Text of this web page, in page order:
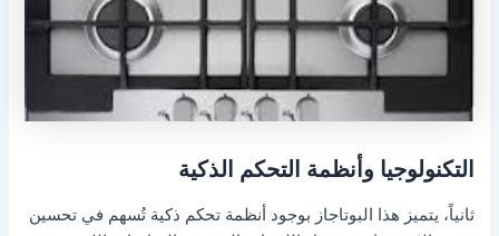
التكنولوجيا وأنظمة التحكم الذكية
ثانياً، يتميز هذا البوتاجاز بوجود أنظمة تحكم ذكية تُسهم في تحسين